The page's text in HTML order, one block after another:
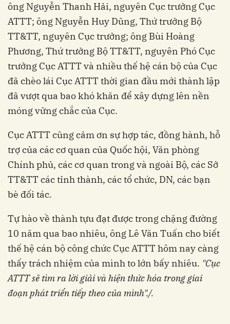
ông Nguyễn Thanh Hải, nguyên Cục trưởng Cục
ATTT; ông Nguyễn Huy Dũng, Thứ trưởng Bộ
TT&TT, nguyên Cục trưởng; ông Bùi Hoàng
Phương, Thứ trưởng Bộ TT&TT, nguyên Phó Cục
trưởng Cục ATTT và nhiều thế hệ cán bộ của Cục
đã chèo lái Cục ATTT thời gian đầu mới thành lập
đã vượt qua bao khó khăn để xây dựng lên nền
móng vững chắc của Cục.
Cục ATTT cũng cảm ơn sự hợp tác, đồng hành, hỗ
trợ của các cơ quan của Quốc hội, Văn phòng
Chính phủ, các cơ quan trong và ngoài Bộ, các Sở
TT&TT các tỉnh thành, các tổ chức, DN, các bạn
bè đối tác.
Tự hào về thành tựu đạt được trong chặng đường
10 năm qua bao nhiêu, ông Lê Văn Tuấn cho biết
thế hệ cán bộ công chức Cục ATTT hôm nay càng
thấy trách nhiệm của mình to lớn bấy nhiêu. "Cục
ATTT sẽ tìm ra lời giải và hiện thức hóa trong giai
đoạn phát triển tiếp theo của mình"./.